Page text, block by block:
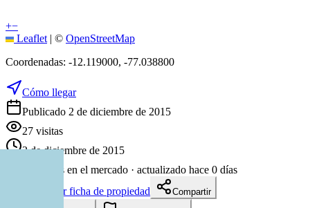
+−
Leaflet | © OpenStreetMap
Coordenadas: -12.119000, -77.038800
Cómo llegar
Publicado 2 de diciembre de 2015
27 visitas
2 de diciembre de 2015
días en el mercado · actualizado hace 0 días
Descargar ficha de propiedad
Compartir